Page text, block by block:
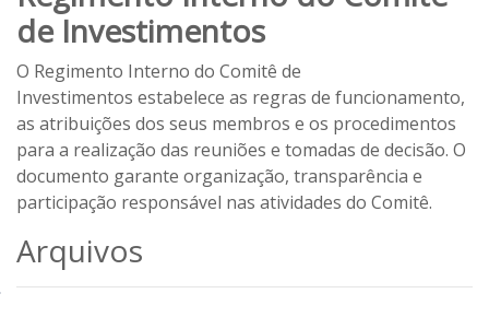
de Investimentos
O Regimento Interno do Comitê de
Investimentos estabelece as regras de funcionamento,
as atribuições dos seus membros e os procedimentos
para a realização das reuniões e tomadas de decisão. O
documento garante organização, transparência e
participação responsável nas atividades do Comitê.
Arquivos